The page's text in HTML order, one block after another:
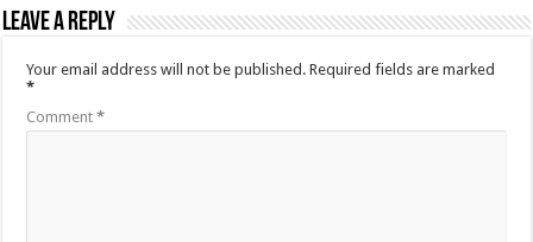
Leave a Reply
Your email address will not be published. Required fields are marked
*
Comment*